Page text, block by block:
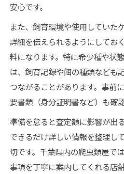
安心です。
また、飼育環境や使用していた
詳細を伝えられるようにしてお
料になります。特に希少種や状
は、飼育記録や餌の種類なども
つながることがあります。事前
要書類（身分証明書など）も確
準備を怠ると査定額に影響が出
できるだけ詳しい情報を整理し
切です。千葉県内の爬虫類屋で
事項を丁寧に案内してくれる店